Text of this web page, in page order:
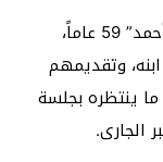
هذه الجملة هى التى دفعت والده “ماهر أحمد” 59 عاماً،
وتقديمهم
ينتظره بجلسة